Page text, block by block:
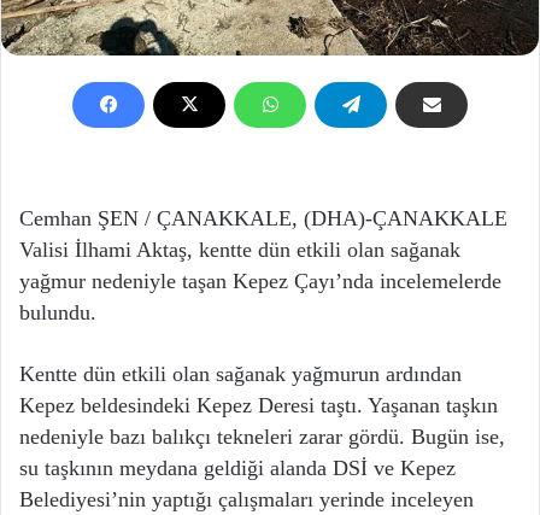
Cemhan ŞEN / ÇANAKKALE, (DHA)-ÇANAKKALE
Valisi İlhami Aktaş, kentte dün etkili olan sağanak
yağmur nedeniyle taşan Kepez Çayı’nda incelemelerde
bulundu.
Kentte dün etkili olan sağanak yağmurun ardından
Kepez beldesindeki Kepez Deresi taştı. Yaşanan taşkın
nedeniyle bazı balıkçı tekneleri zarar gördü. Bugün ise,
su taşkının meydana geldiği alanda DSİ ve Kepez
Belediyesi’nin yaptığı çalışmaları yerinde inceleyen